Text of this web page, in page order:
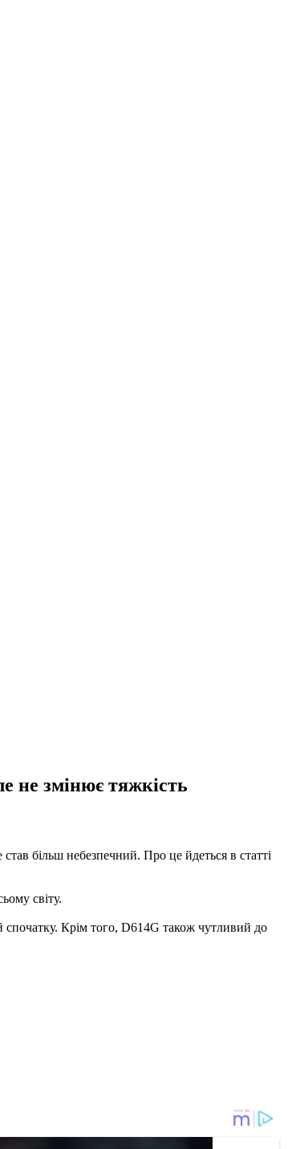
не змінює тяжкість
більш небезпечний. Про це йдеться в статті
світу.
Крім того, D614G також чутливий до